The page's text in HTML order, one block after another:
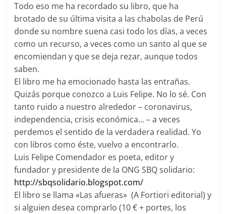
Todo eso me ha recordado su libro, que ha
brotado de su última visita a las chabolas de Perú
donde su nombre suena casi todo los días, a veces
como un recurso, a veces como un santo al que se
encomiendan y que se deja rezar, aunque todos
saben.
El libro me ha emocionado hasta las entrañas.
Quizás porque conozco a Luis Felipe. No lo sé. Con
tanto ruido a nuestro alrededor – coronavirus,
independencia, crisis económica… – a veces
perdemos el sentido de la verdadera realidad. Yo
con libros como éste, vuelvo a encontrarlo.
Luis Felipe Comendador es poeta, editor y
fundador y presidente de la ONG SBQ solidario:
http://sbqsolidario.blogspot.com/
El libro se llama «Las afueras» (A Fortiori editorial) y
si alguien desea comprarlo (10 € + portes, los